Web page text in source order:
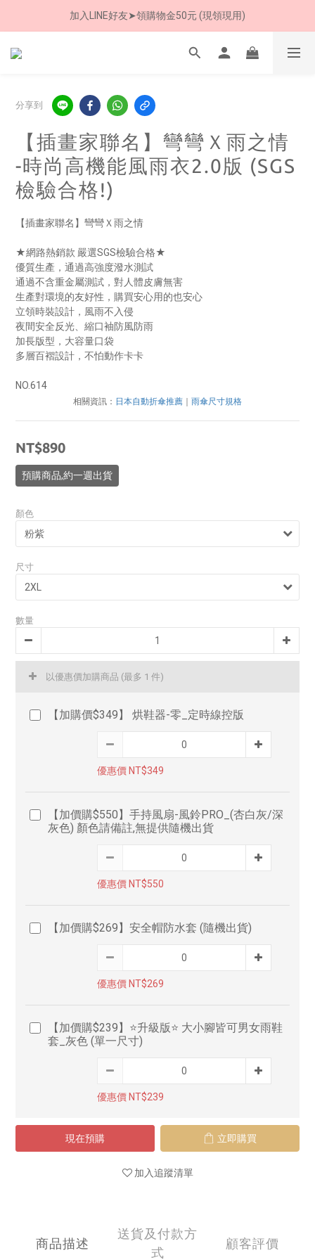
8/8 父親節限定 超商取貨免運費
7/30-8/24 全館買就送 雨傘收納袋(乙個)
8/8 父親節限定 超商取貨免運費
分享到
【插畫家聯名】彎彎Ｘ雨之情
-時尚高機能風雨衣2.0版 (SGS
檢驗合格!)
【插畫家聯名】彎彎Ｘ雨之情
★網路熱銷款 嚴選SGS檢驗合格★
優質生產，通過高強度潑水測試
通過不含重金屬測試，對人體皮膚無害
生產對環境的友好性，購買安心用的也安心
立領時裝設計，風雨不入侵
夜間安全反光、縮口袖防風防雨
加長版型，大容量口袋
多層百褶設計，不怕動作卡卡
NO.614
相關資訊： 日本自動折傘推薦 雨傘尺寸規格
NT$890
預購商品,約一週出貨
顏色
尺寸
數量
以優惠價加購商品 (最多 1 件)
【加購價$349】 烘鞋器-零_定時線控版
優惠價 NT$349
【加價購$550】手持風扇-風鈴PRO_(杏白灰/深
灰色) 顏色請備註,無提供隨機出貨
優惠價 NT$550
【加價購$269】安全帽防水套 (隨機出貨)
優惠價 NT$269
【加價購$239】⭐升級版⭐ 大小腳皆可男女雨鞋
套_灰色 (單一尺寸)
優惠價 NT$239
現在預購 立即購買
加入追蹤清單
商品描述
送貨及付款方
式
顧客評價